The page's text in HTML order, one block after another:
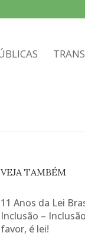
VEJA TAMBÉM
11 Anos da Lei
Inclusão –
favor, é lei!